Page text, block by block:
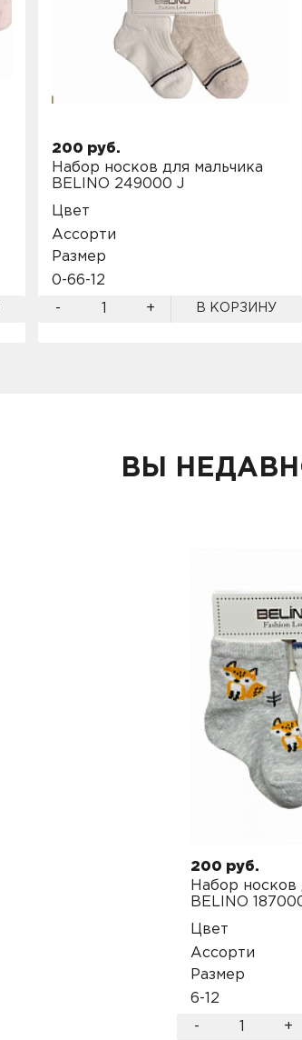
200 руб.
Набор носков для мальчика
BELINO 249000 J
Цвет
Ассорти
Размер
0-66-12
- + В КОРЗИНУ
ВЫ
200 руб.
Набор
BELINO
Цвет
Ассорти
Размер
6-12
- +